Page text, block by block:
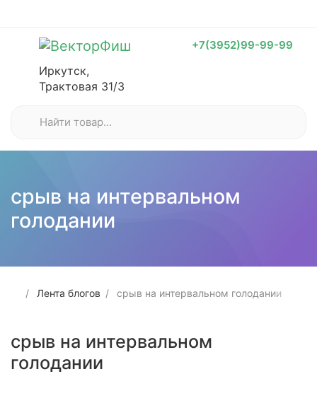
+7(3952)99-99-99
Иркутск,
Трактовая 31/3
срыв на интервальном
голодании
Лента блогов срыв на интервальном голодании
срыв на интервальном
голодании